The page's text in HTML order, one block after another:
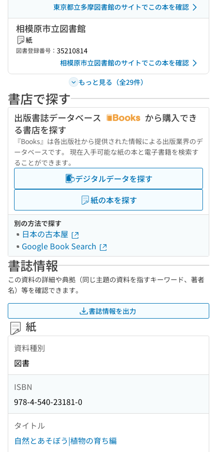
東京都立多摩図書館のサイトでこの本を確認
相模原市立図書館
紙
図書登録番号： 35210814
相模原市立図書館のサイトでこの本を確認
もっと見る（全29件）
書店で探す
出版書誌データベース
から購入でき
る書店を探す
『Books』は各出版社から提供された情報による出版業界のデ
ータベースです。 現在入手可能な紙の本と電子書籍を検索す
ることができます。
デジタルデータを探す
紙の本を探す
別の方法で探す
日本の古本屋
Google Book Search
書誌情報
この資料の詳細や典拠（同じ主題の資料を指すキーワード、著者
名）等を確認できます。
書誌情報を出力
紙
資料種別
図書
ISBN
978-4-540-23181-0
タイトル
自然とあそぼう|植物の育ち編